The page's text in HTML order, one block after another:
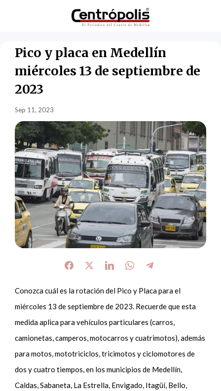
Pico y placa en Medellín
miércoles 13 de septiembre de
2023
Sep 11, 2023
Conozca cuál es la rotación del Pico y Placa para el
miércoles 13 de septiembre de 2023. Recuerde que esta
medida aplica para vehículos particulares (carros,
camionetas, camperos, motocarros y cuatrimotos), además
para motos, mototriciclos, tricimotos y ciclomotores de
dos y cuatro tiempos, en los municipios de Medellín,
Caldas, Sabaneta, La Estrella, Envigado, Itagüí, Bello,